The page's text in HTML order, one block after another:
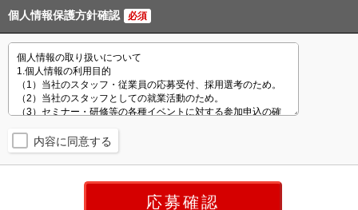
個人情報保護方針確認 必須
内容に同意する